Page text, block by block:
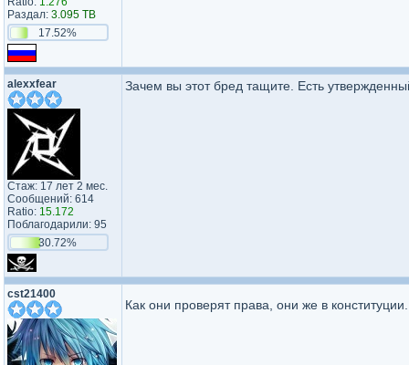
Раздал: 3.095 TB
17.52%
alexxfear
Стаж: 17 лет 2 мес.
Сообщений: 614
Ratio: 15.172
Поблагодарили: 95
30.72%
Зачем вы этот бред тащите. Есть
cst21400
Как они проверят права, они же в